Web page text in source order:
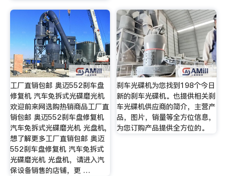
工厂直销包邮 奥迈552刹车盘
修复机 汽车免拆式光碟磨光机
欢迎前来网选购热销商品工厂直
销包邮 奥迈552刹车盘修复机
汽车免拆式光碟磨光机 光盘机,
想了解更多工厂直销包邮 奥迈
552刹车盘修复机 汽车免拆式
光碟磨光机 光盘机，请进入汽
保设备销售的店铺，更 …
刹车光碟机为您找到198个今日
新的刹车光碟机。也提供相关刹
车光碟机供应商的简介，主营产
品，图片，销量等全方位信息，
为您订购产品提供全方位的。